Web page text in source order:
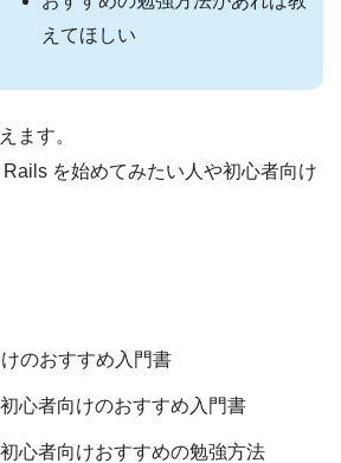
えてほしい
ます。
を始めてみたい人や初心者向け
のおすすめ入門書
心者向けのおすすめ入門書
心者向けおすすめの勉強方法